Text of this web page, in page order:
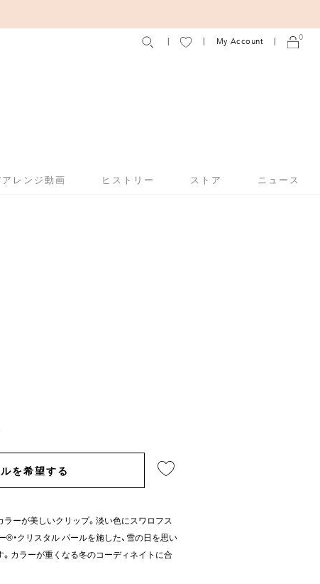
レンジ動画 ヒストリー ストア ニュース
My Account 0
を希望する
ーが美しいクリップ。淡い色にスワロフス
®・クリスタル パールを施した、雪の日を思い
カラーが重くなる冬のコーディネイトに合